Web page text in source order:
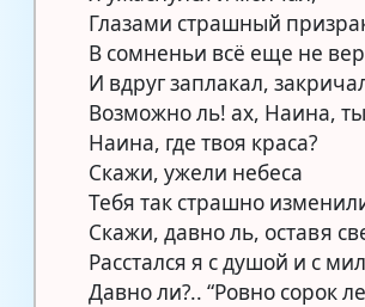
Глазами страшный
В сомненьи всё еще не
И вдруг заплакал,
Возможно ль! ах, Наина,
Наина, где твоя краса?
Скажи, ужели небеса
Тебя так страшно
Скажи, давно ль, оставя
Расстался я с душой и с
Давно ли?.. “Ровно сорок